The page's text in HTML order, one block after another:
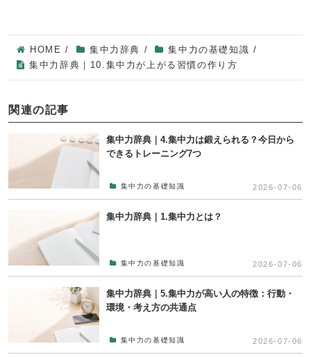
HOME / 集中力辞典 / 集中力の基礎知識 /
集中力辞典｜10.集中力が上がる習慣の作り方
関連の記事
集中力辞典｜4.集中力は鍛えられる？今日から
できるトレーニング7つ
集中力の基礎知識 2026-07-06
集中力辞典｜1.集中力とは？
集中力の基礎知識 2026-07-06
集中力辞典｜5.集中力が高い人の特徴：行動・
環境・考え方の共通点
集中力の基礎知識 2026-07-06